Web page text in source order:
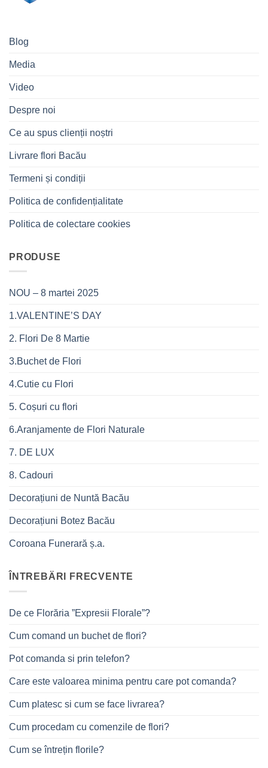
Blog
Media
Video
Despre noi
Ce au spus clienții noștri
Livrare flori Bacău
Termeni și condiții
Politica de confidențialitate
Politica de colectare cookies
PRODUSE
NOU – 8 martei 2025
1.VALENTINE’S DAY
2. Flori De 8 Martie
3.Buchet de Flori
4.Cutie cu Flori
5. Coșuri cu flori
6.Aranjamente de Flori Naturale
7. DE LUX
8. Cadouri
Decorațiuni de Nuntă Bacău
Decorațiuni Botez Bacău
Coroana Funerară ș.a.
ÎNTREBÄRI FRECVENTE
De ce Florăria ”Expresii Florale”?
Cum comand un buchet de flori?
Pot comanda si prin telefon?
Care este valoarea minima pentru care pot comanda?
Cum platesc si cum se face livrarea?
Cum procedam cu comenzile de flori?
Cum se întrețin florile?